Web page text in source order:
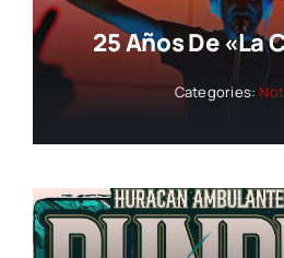
25 Años De «La
Categories: